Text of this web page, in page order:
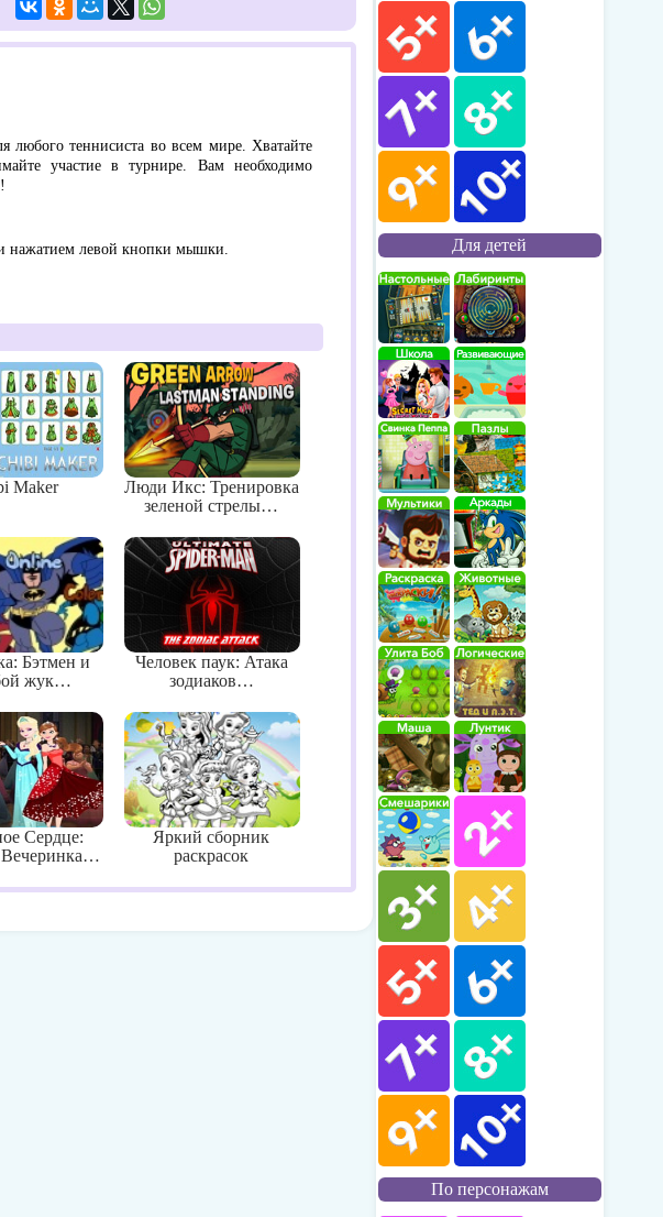
любого теннисиста во всем мире. Хватайте
участие в турнире. Вам необходимо
нажатием левой кнопки мышки.
Maker
Люди Икс: Тренировка
зеленой стрелы…
Бэтмен и
жук…
Человек паук: Атака
зодиаков…
Сердце:
Яркий сборник
раскрасок
Для детей
По персонажам